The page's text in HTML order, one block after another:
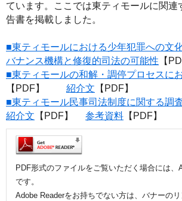
ています。ここでは東ティモールに関連
告書を掲載しました。
■東ティモールにおける少年犯罪への文
バナンス機構と修復的司法の可能性 【
■東ティモールの和解・調停プロセスに
【PDF】 紹介文 【PDF】
■東ティモール民事司法制度に関する調
紹介文 【PDF】 参考資料 【PDF】
PDF形式のファイルをご覧いただく場合には、
です。
Adobe Readerをお持ちでない方は、バナーの